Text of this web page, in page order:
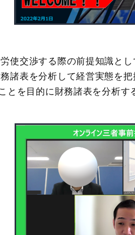
使交渉する際の前提知識と
諸表を分析して経営実態を
とを目的に財務諸表を分析